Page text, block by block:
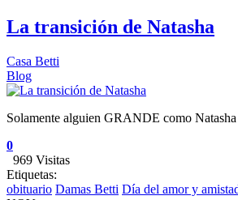
La transición de Natasha
Casa Betti
Blog
Solamente alguien GRANDE como
0
969 Visitas
Etiquetas:
obituario Damas Betti Día del amor y